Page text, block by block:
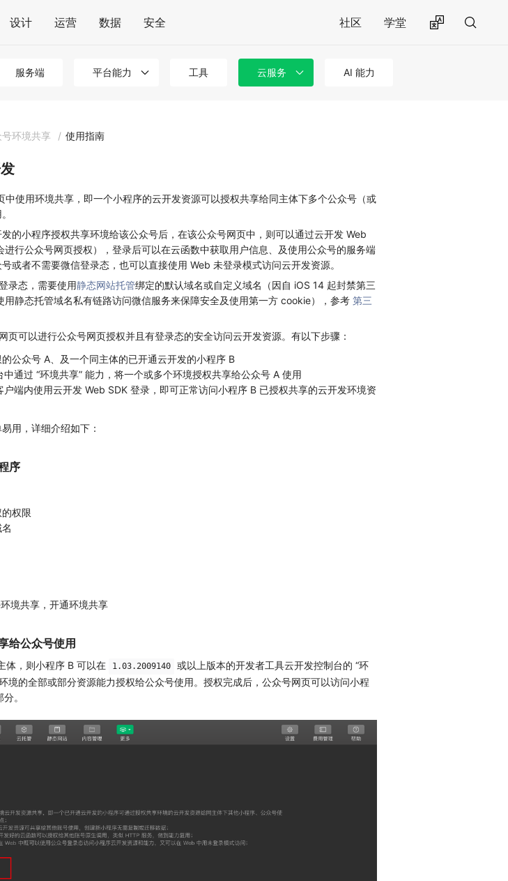
设计 运营 数据 安全 社区 学堂
服务端 平台能力 工具 云服务 AI 能力
环境共享 / 使用指南
中使用环境共享，即一个小程序的云开发资源可以授权共享给同主体下多个公众号（或
的小程序授权共享环境给该公众号后，在该公众号网页中，则可以通过云开发 Web
进行公众号网页授权），登录后可以在云函数中获取用户信息、及使用公众号的服务端
或者不需要微信登录态，也可以直接使用 Web 未登录模式访问云开发资源。
录态，需要使用静态网站托管绑定的默认域名或自定义域名（因自 iOS 14 起封禁第三
静态托管域名私有链路访问微信服务来保障安全及使用第一方 cookie），参考 第三
页可以进行公众号网页授权并且有登录态的安全访问云开发资源。有以下步骤：
公众号 A、及一个同主体的已开通云开发的小程序 B
通过 “环境共享” 能力，将一个或多个环境授权共享给公众号 A 使用
端内使用云开发 Web SDK 登录，即可正常访问小程序 B 已授权共享的云开发环境资
用，详细介绍如下：
序
权限
境共享，开通环境共享
给公众号使用
体，则小程序 B 可以在 1.03.2009140
或以上版本的开发者工具云开发控制台的 “环
境的全部或部分资源能力授权给公众号使用。授权完成后，公众号网页可以访问小程
。